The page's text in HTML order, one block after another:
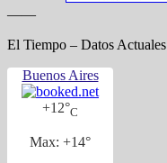
——
El Tiempo – Datos Actuales
Buenos Aires
+12°C
Max: +14°